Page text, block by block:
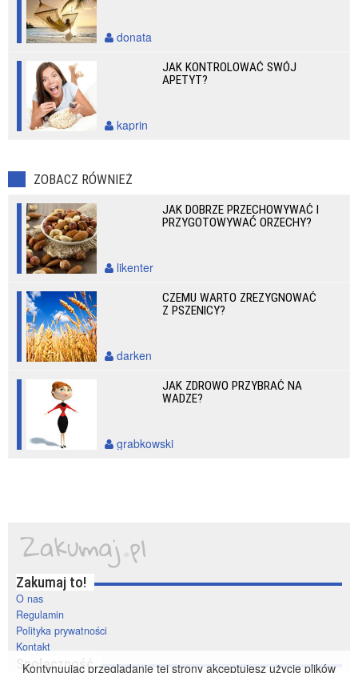
donata
JAK KONTROLOWAĆ SWÓJ
APETYT?
kaprin
ZOBACZ RÓWNIEŻ
JAK DOBRZE PRZECHOWYWAĆ I
PRZYGOTOWYWAĆ ORZECHY?
likenter
CZEMU WARTO ZREZYGNOWAĆ
Z PSZENICY?
darken
JAK ZDROWO PRZYBRAĆ NA
WADZE?
grabkowski
Zakumaj to!
O nas
Regulamin
Polityka prywatności
Kontakt
Społeczność
Kontynuując przeglądanie tej strony akceptujesz użycie plików